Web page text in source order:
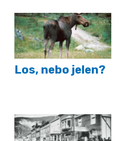
Los, nebo jelen?